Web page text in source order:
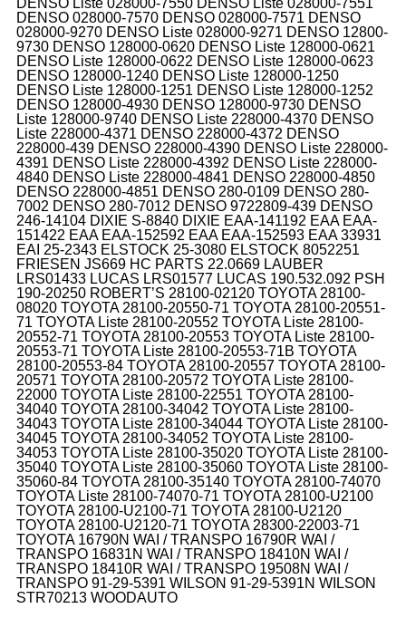
DENSO 028000-7570 DENSO 028000-7571 DENSO
028000-9270 DENSO Liste 028000-9271 DENSO 12800-
9730 DENSO 128000-0620 DENSO Liste 128000-0621
DENSO Liste 128000-0622 DENSO Liste 128000-0623
DENSO 128000-1240 DENSO Liste 128000-1250
DENSO Liste 128000-1251 DENSO Liste 128000-1252
DENSO 128000-4930 DENSO 128000-9730 DENSO
Liste 128000-9740 DENSO Liste 228000-4370 DENSO
Liste 228000-4371 DENSO 228000-4372 DENSO
228000-439 DENSO 228000-4390 DENSO Liste 228000-
4391 DENSO Liste 228000-4392 DENSO Liste 228000-
4840 DENSO Liste 228000-4841 DENSO 228000-4850
DENSO 228000-4851 DENSO 280-0109 DENSO 280-
7002 DENSO 280-7012 DENSO 9722809-439 DENSO
246-14104 DIXIE S-8840 DIXIE EAA-141192 EAA EAA-
151422 EAA EAA-152592 EAA EAA-152593 EAA 33931
EAI 25-2343 ELSTOCK 25-3080 ELSTOCK 8052251
FRIESEN JS669 HC PARTS 22.0669 LAUBER
LRS01433 LUCAS LRS01577 LUCAS 190.532.092 PSH
190-20250 ROBERT’S 28100-02120 TOYOTA 28100-
08020 TOYOTA 28100-20550-71 TOYOTA 28100-20551-
71 TOYOTA Liste 28100-20552 TOYOTA Liste 28100-
20552-71 TOYOTA 28100-20553 TOYOTA Liste 28100-
20553-71 TOYOTA Liste 28100-20553-71B TOYOTA
28100-20553-84 TOYOTA 28100-20557 TOYOTA 28100-
20571 TOYOTA 28100-20572 TOYOTA Liste 28100-
22000 TOYOTA Liste 28100-22551 TOYOTA 28100-
34040 TOYOTA 28100-34042 TOYOTA Liste 28100-
34043 TOYOTA Liste 28100-34044 TOYOTA Liste 28100-
34045 TOYOTA 28100-34052 TOYOTA Liste 28100-
34053 TOYOTA Liste 28100-35020 TOYOTA Liste 28100-
35040 TOYOTA Liste 28100-35060 TOYOTA Liste 28100-
35060-84 TOYOTA 28100-35140 TOYOTA 28100-74070
TOYOTA Liste 28100-74070-71 TOYOTA 28100-U2100
TOYOTA 28100-U2100-71 TOYOTA 28100-U2120
TOYOTA 28100-U2120-71 TOYOTA 28300-22003-71
TOYOTA 16790N WAI / TRANSPO 16790R WAI /
TRANSPO 16831N WAI / TRANSPO 18410N WAI /
TRANSPO 18410R WAI / TRANSPO 19508N WAI /
TRANSPO 91-29-5391 WILSON 91-29-5391N WILSON
STR70213 WOODAUTO